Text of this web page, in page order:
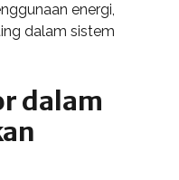
energi,
dalam sistem
dalam